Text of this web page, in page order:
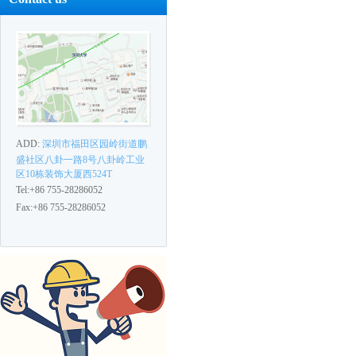
ADD: 深圳市福田区园岭街道鹏
盛社区八卦一路8号八卦岭工业
区10栋装饰大厦西524T
Tel:+86 755-28286052
Fax:+86 755-28286052